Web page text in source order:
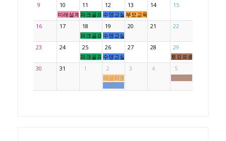
9
10
미래설계 인권교육
11
파크골프교실 행복스윙
12
수영교실 아쿠아키즈
13
부모교육
14 15
16 17
18
파크골프교실 행복스윙
19
수영교실 아쿠아키즈
20 21 22
23 24
25
파크골프교실 행복스윙
26
수영교실 아쿠아키즈
27 28
29
토요프로그램
30
31 1
2
여성자조모임
수영교실 아쿠아키즈
3 4
5
토요프로그램